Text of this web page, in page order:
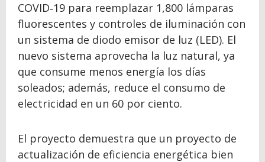
COVID‑19 para reemplazar 1,800 lámparas
fluorescentes y controles de iluminación con
un sistema de diodo emisor de luz (LED). El
nuevo sistema aprovecha la luz natural, ya
que consume menos energía los días
soleados; además, reduce el consumo de
electricidad en un 60 por ciento.
El proyecto demuestra que un proyecto de
actualización de eficiencia energética bien